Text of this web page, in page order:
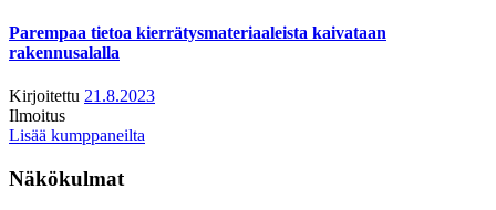
Parempaa tietoa kierrätysmateriaaleista kaivataan
rakennusalalla
Kirjoitettu 21.8.2023
Ilmoitus
Lisää kumppaneilta
Näkökulmat